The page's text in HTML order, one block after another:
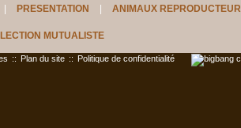
PRESENTATION ANIMAUX
MUTUALISTE
:: Plan du site :: Politique de confidentialité